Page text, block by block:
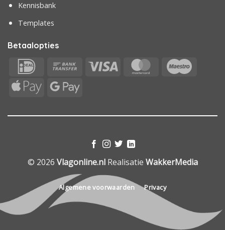
Kennisbank
Templates
Betaalopties
IDeal
Bank
Visa MasterCard
Apple
Google
© 2026 Vlagonline.nlRealisatie WakkerMedia
Algemene voorwaarden Privacy